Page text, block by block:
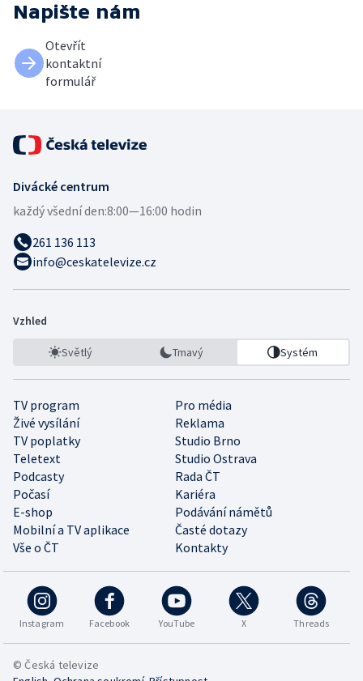
Napište nám
Otevřít
kontaktní
formulář
Divácké centrum
každý všední den:8:00—16:00 hodin
261 136 113
info@ceskatelevize.cz
Vzhled
Světlý Tmavý Systém
TV program
Pro média
Živé vysílání
Reklama
TV poplatky
Studio Brno
Teletext
Studio Ostrava
Podcasty
Rada ČT
Počasí
Kariéra
E-shop
Podávání námětů
Mobilní a TV aplikace
Časté dotazy
Vše o ČT
Kontakty
Instagram Facebook YouTube X Threads
© Česká televize